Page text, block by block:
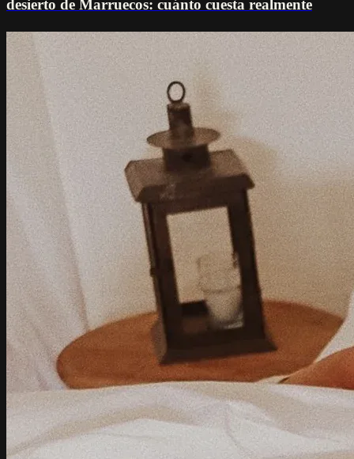
desierto de Marruecos: cuánto cuesta realmente